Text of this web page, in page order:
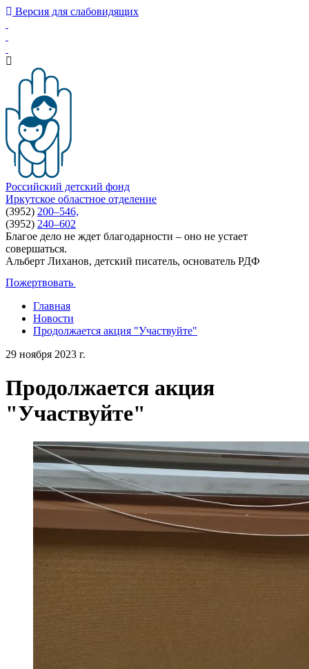
Версия для слабовидящих
Российский детский фонд
Иркутское областное отделение
(3952) 200–546,
(3952) 240–602
Благое дело не ждет благодарности – оно не устает
совершаться.
Альберт Лиханов, детский писатель, основатель РДФ
Пожертвовать
Главная
Новости
Продолжается акция "Участвуйте"
29 ноября 2023 г.
Продолжается акция
"Участвуйте"